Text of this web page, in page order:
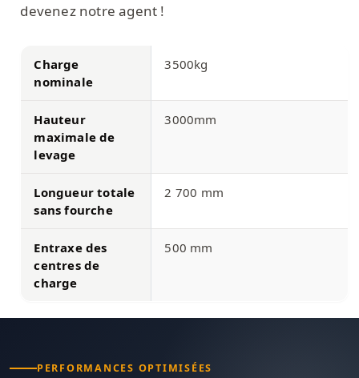
devenez notre agent !
Charge
nominale
3500kg
Hauteur
maximale de
levage
3000mm
Longueur totale
sans fourche
2 700 mm
Entraxe des
centres de
charge
500 mm
PERFORMANCES OPTIMISÉES